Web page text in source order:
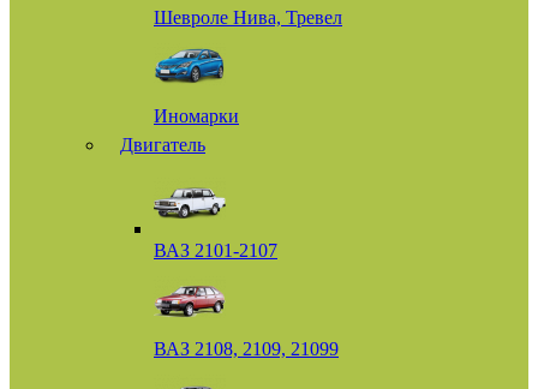
Шевроле Нива, Тревел
Иномарки
Двигатель
ВАЗ 2101-2107
ВАЗ 2108, 2109, 21099